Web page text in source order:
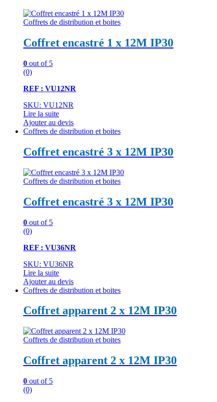
Coffrets de distribution et boites
Coffret encastré 1 x 12M IP30
0 out of 5
(0)
REF : VU12NR
SKU: VU12NR
Lire la suite
Ajouter au devis
Coffrets de distribution et boites
Coffret encastré 3 x 12M IP30
Coffrets de distribution et boites
Coffret encastré 3 x 12M IP30
0 out of 5
(0)
REF : VU36NR
SKU: VU36NR
Lire la suite
Ajouter au devis
Coffrets de distribution et boites
Coffret apparent 2 x 12M IP30
Coffrets de distribution et boites
Coffret apparent 2 x 12M IP30
0 out of 5
(0)